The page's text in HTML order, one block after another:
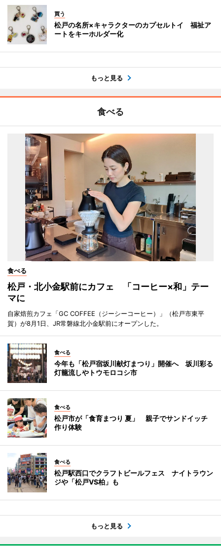
買う
松戸の名所×キャラクターのカプセルトイ 福祉ア
ートをキーホルダー化
もっと見る
食べる
食べる
松戸・北小金駅前にカフェ 「コーヒー×和」テー
マに
自家焙煎カフェ「GC COFFEE（ジーシーコーヒー）」（松戸市東平
賀）が8月1日、JR常磐線北小金駅前にオープンした。
食べる
今年も「松戸宿坂川献灯まつり」開催へ 坂川彩る
灯籠流しやトウモロコシ市
食べる
松戸市が「食育まつり 夏」 親子でサンドイッチ
作り体験
食べる
松戸駅西口でクラフトビールフェス ナイトラウン
ジや「松戸VS柏」も
もっと見る